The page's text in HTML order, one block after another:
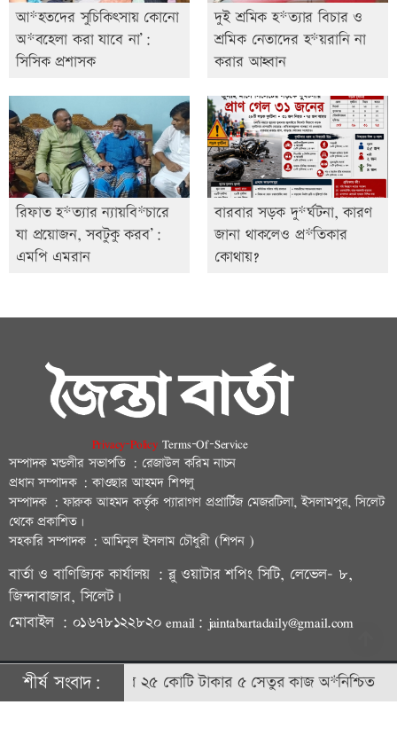
আ*হতদের সুচিকিৎসায় কোনো
অ*বহেলা করা যাবে না’:
সিসিক প্রশাসক
দুই শ্রমিক হ*ত্যার বিচার ও
শ্রমিক নেতাদের হ*য়রানি না
করার আহ্বান
রিফাত হ*ত্যার ন্যায়বি*চারে
যা প্রয়োজন, সবটুকু করব’:
এমপি এমরান
বারবার সড়ক দু*র্ঘটনা, কারণ
জানা থাকলেও প্র*তিকার
কোথায়?
Privacy-Policy Terms-Of-Service
সম্পাদক মন্ডলীর সভাপতি : রেজাউল করিম নাচন
প্রধান সম্পাদক : কাওছার আহমদ শিপলু
সম্পাদক : ফারুক আহমদ কর্তৃক প্যারাগণ প্রপ্রার্টিজ মেজরটিলা, ইসলামপুর, সিলেট
থেকে প্রকাশিত।
সহকারি সম্পাদক : আমিনুল ইসলাম চৌধুরী (শিপন )
বার্তা ও বাণিজ্যিক কার্যালয় : ব্লু ওয়াটার শপিং সিটি, লেভেল- ৮,
জিন্দাবাজার, সিলেট।
মোবাইল : ০১৬৭৮১২২৮২০ email: jaintabartadaily@gmail.com
© ২০২৩ | জৈন্তাবার্তা কর্তৃক সর্বসত্ব ® সংরক্ষিত | উন্নয়নেবিডি আইটি
ফ্যাক্টরি
শীর্ষ সংবাদ:
জগন্নাথপুরে ২৫ কোটি টাকার ৫ সেতুর কাজ অ*নিশ্চিত